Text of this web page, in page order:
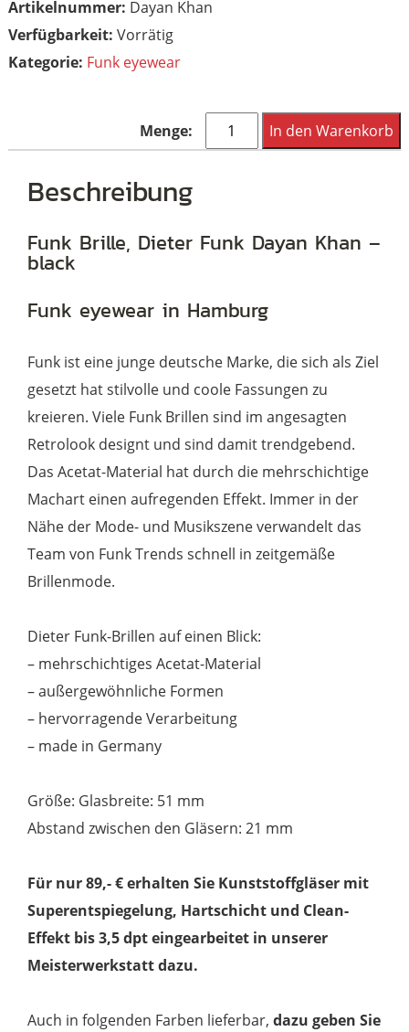
Artikelnummer: Dayan Khan
Vorrätig
Kategorie: Funk eyewear
Funk
Brille,
Dayan
black
In den Warenkorb
Beschreibung
Funk Brille, Dieter Funk Dayan Khan –
black
Funk eyewear in Hamburg
Funk ist eine junge deutsche Marke, die sich als Ziel
gesetzt hat stilvolle und coole Fassungen zu
kreieren. Viele Funk Brillen sind im angesagten
Retrolook designt und sind damit trendgebend.
Das Acetat-Material hat durch die mehrschichtige
Machart einen aufregenden Effekt. Immer in der
Nähe der Mode- und Musikszene verwandelt das
Team von Funk Trends schnell in zeitgemäße
Brillenmode.
Dieter Funk-Brillen auf einen Blick:
– mehrschichtiges Acetat-Material
– außergewöhnliche Formen
– hervorragende Verarbeitung
– made in Germany
Größe: Glasbreite: 51 mm
Abstand zwischen den Gläsern: 21 mm
Für nur 89,- € erhalten Sie Kunststoffgläser mit
Superentspiegelung, Hartschicht und Clean-
Effekt bis 3,5 dpt eingearbeitet in unserer
Meisterwerkstatt dazu.
Auch in folgenden Farben lieferbar,dazu geben Sie